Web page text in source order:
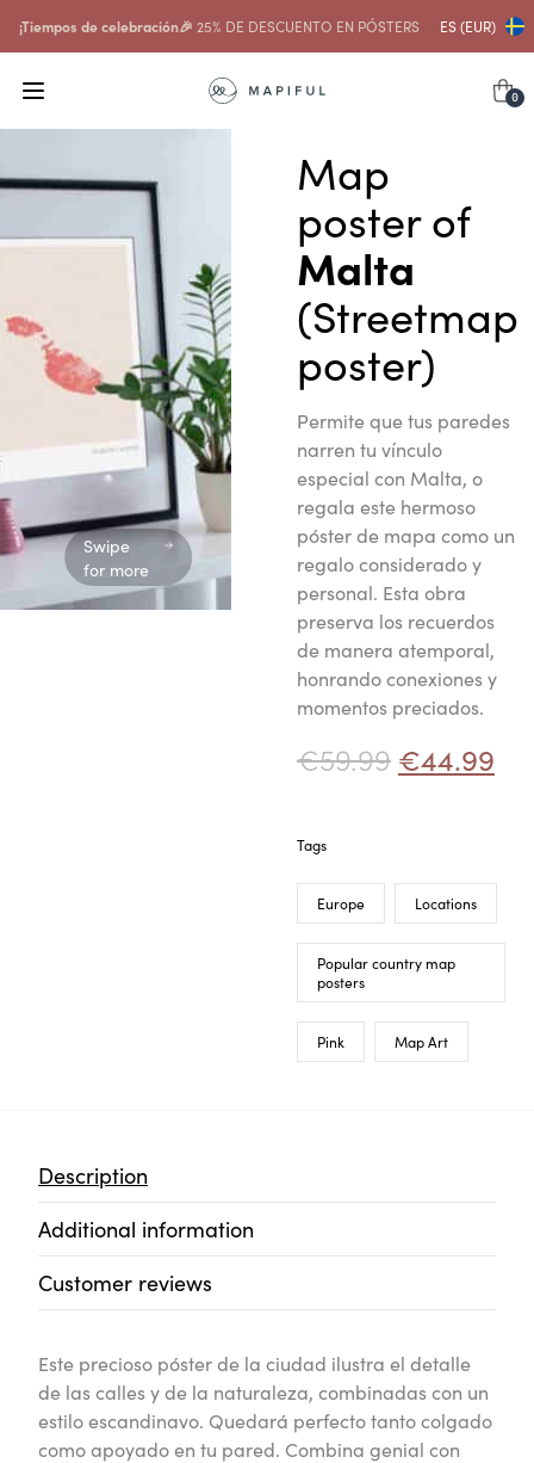
¡Tiempos de celebración🎉 25% DE DESCUENTO EN PÓSTERS ES (EUR)
0
Swipe
for more
Map
poster of
Malta
(Streetmap
poster)
Permite que tus paredes
narren tu vínculo
especial con Malta, o
regala este hermoso
póster de mapa como un
regalo considerado y
personal. Esta obra
preserva los recuerdos
de manera atemporal,
honrando conexiones y
momentos preciados.
€59.99 €44.99
Tags
Europe Locations
Popular country map
posters
Pink Map Art
Description
Additional information
Customer reviews
Este precioso póster de la ciudad ilustra el detalle
de las calles y de la naturaleza, combinadas con un
estilo escandinavo. Quedará perfecto tanto colgado
como apoyado en tu pared. Combina genial con